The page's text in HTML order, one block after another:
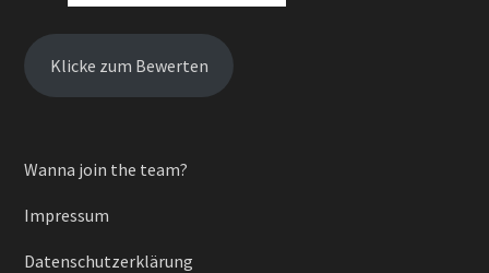
Klicke zum Bewerten
Wanna join the team?
Impressum
Datenschutzerklärung